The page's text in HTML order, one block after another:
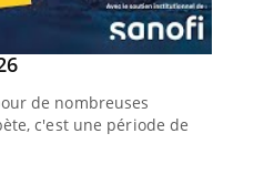
Youtube
de nombreuses
c'est une période de